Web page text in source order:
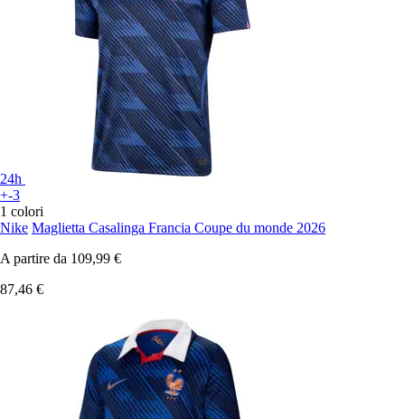
24h
+-3
1 colori
Nike Maglietta Casalinga Francia Coupe du monde 2026
A partire da 109,99 €
87,46 €